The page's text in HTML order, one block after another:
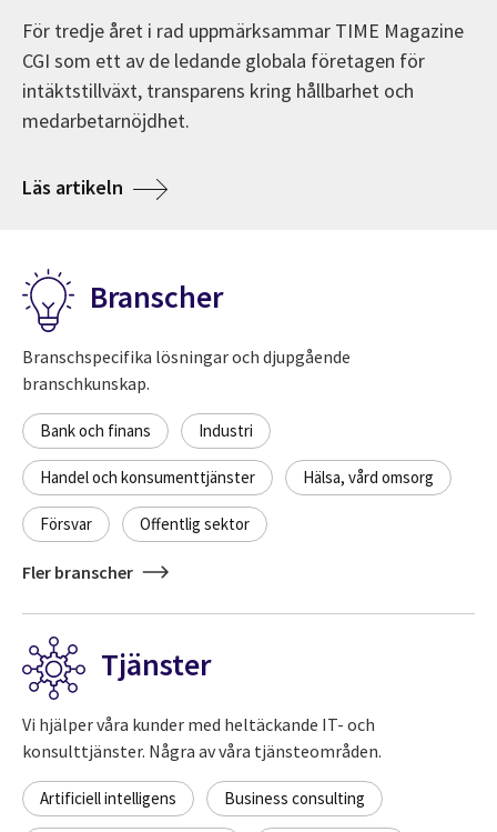
För tredje året i rad uppmärksammar TIME Magazine
CGI som ett av de ledande globala företagen för
intäktstillväxt, transparens kring hållbarhet och
medarbetarnöjdhet.
Läs artikeln Om TIME utser CGI till ett av världens
Branscher
Branschspecifika lösningar och djupgående
branschkunskap.
Bank och finans Industri
Handel och konsumenttjänster Hälsa, vård omsorg
Försvar Offentlig sektor
Fler branscher
Tjänster
Vi hjälper våra kunder med heltäckande IT- och
konsulttjänster. Några av våra tjänsteområden.
Artificiell intelligens Business consulting